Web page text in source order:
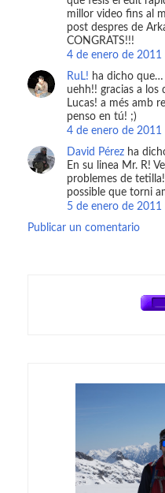
millor video fins al
post despres de
CONGRATS!!!
4 de enero de 2011
RuL! ha dicho que…
uehh!! gracias a los
Lucas! a més amb
penso en tú! ;)
4 de enero de 2011
David Pérez ha
En su linea Mr. R!
problemes de
possible que torni
5 de enero de 2011
Publicar un comentario